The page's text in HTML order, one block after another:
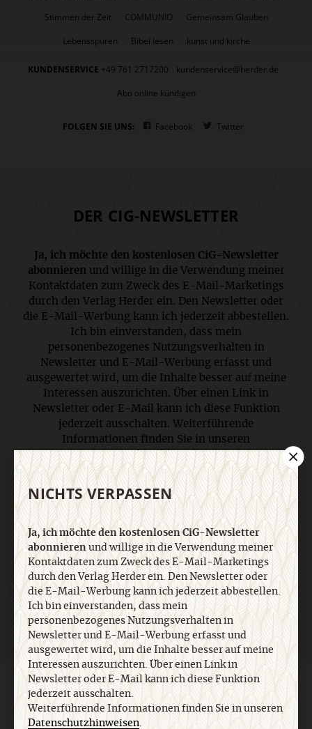
Stimmen der Zeit
COMMUNIO
Gemeinsam Glauben
Lebensspuren
Bibel lesen kunst und kirche
KUNDENSERVICE +49 761 2717200
kundenservice@herder.de
Abo online kündigen
FOLGEN SIE UNS: Facebook Twitter
DER CIG-NEWSLETTER
Ja, ich möchte den kostenlosen CiG-Newsletter
abonnierenund willige in die Verwendung meiner
Kontaktdaten zum Zweck des E-Mail-Marketings
durch den Verlag Herder ein. Den Newsletter oder
die E-Mail-Werbung kann ich jederzeit abbestellen.
Ich bin einverstanden, dass mein
personenbezogenes Nutzungsverhalten in
Newsletter und E-Mail-Werbung erfasst und
ausgewertet wird, um die Inhalte besser auf meine
Interessen auszurichten. Über einen Link in
Newsletter oder E-Mail kann ich diese Funktion
jederzeit ausschalten. Weiterführende
Informationen finden Sie in unseren
Datenschutzhinweisen.
E-Mail
Jetzt anmelden
AGB und Widerrufsbelehrung
NICHTS VERPASSEN
Ja, ich möchte den kostenlosen CiG-Newsletter
abonnierenund willige in die Verwendung meiner
Kontaktdaten zum Zweck des E-Mail-Marketings
durch den Verlag Herder ein. Den Newsletter oder
die E-Mail-Werbung kann ich jederzeit abbestellen.
Ich bin einverstanden, dass mein
personenbezogenes Nutzungsverhalten in
Newsletter und E-Mail-Werbung erfasst und
ausgewertet wird, um die Inhalte besser auf meine
Interessen auszurichten. Über einen Link in
Newsletter oder E-Mail kann ich diese Funktion
jederzeit ausschalten.
Weiterführende Informationen finden Sie in unseren
Datenschutzhinweisen.